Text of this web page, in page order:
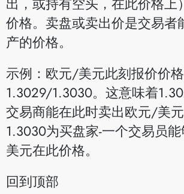
价格。卖盘或卖出价是交易者
产的价格。
示例：欧元/美元此刻报价价
1.3029/1.3030。这意味着
交易商能在此时卖出欧元/美
1.3030为买盘家-一个交易员
美元在此价格。
回到顶部